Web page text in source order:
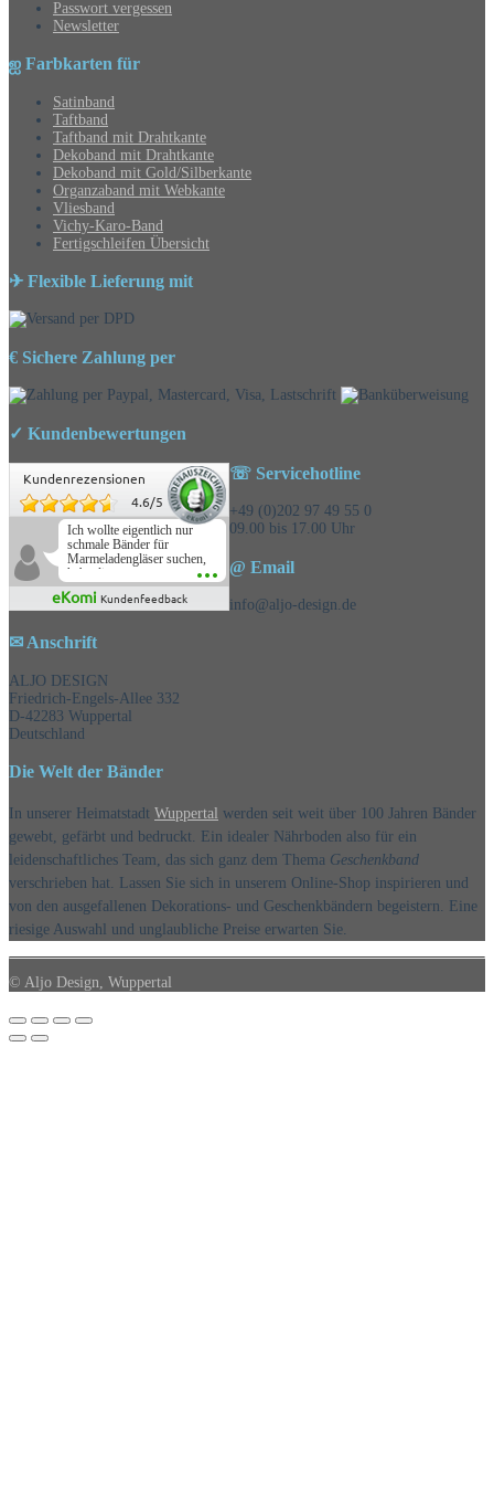
Passwort vergessen
Newsletter
ஐ Farbkarten für
Satinband
Taftband
Taftband mit Drahtkante
Dekoband mit Drahtkante
Dekoband mit Gold/Silberkante
Organzaband mit Webkante
Vliesband
Vichy-Karo-Band
Fertigschleifen Übersicht
✈ Flexible Lieferung mit
€ Sichere Zahlung per
✓ Kundenbewertungen
Kundenrezensionen
4.6/5
Ich wollte eigentlich nur
schmale Bänder für
Marmeladengläser suchen,
habe die
Überraschungsbänder
mitbestellt und war positiv
überrascht, schöne
eKomi Kundenfeedback
☏ Servicehotline
+49 (0)202 97 49 55 0
09.00 bis 17.00 Uhr
@ Email
info@aljo-design.de
✉ Anschrift
ALJO DESIGN
Friedrich-Engels-Allee 332
D-42283 Wuppertal
Deutschland
Die Welt der Bänder
In unserer Heimatstadt Wuppertal werden seit weit über 100 Jahren Bänder
gewebt, gefärbt und bedruckt. Ein idealer Nährboden also für ein
leidenschaftliches Team, das sich ganz dem Thema Geschenkband
verschrieben hat. Lassen Sie sich in unserem Online-Shop inspirieren und
von den ausgefallenen Dekorations- und Geschenkbändern begeistern. Eine
riesige Auswahl und unglaubliche Preise erwarten Sie.
© Aljo Design, Wuppertal